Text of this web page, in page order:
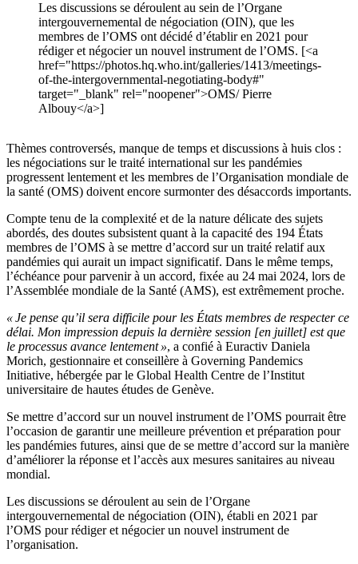
Les discussions se déroulent au sein de l’Organe
intergouvernemental de négociation (OIN), que les
membres de l’OMS ont décidé d’établir en 2021 pour
rédiger et négocier un nouvel instrument de l’OMS. [<a
href="https://photos.hq.who.int/galleries/1413/meetings-
of-the-intergovernmental-negotiating-body#"
target="_blank" rel="noopener">OMS/ Pierre
Albouy</a>]
Thèmes controversés, manque de temps et discussions à huis clos :
les négociations sur le traité international sur les pandémies
progressent lentement et les membres de l’Organisation mondiale de
la santé (OMS) doivent encore surmonter des désaccords importants.
Compte tenu de la complexité et de la nature délicate des sujets
abordés, des doutes subsistent quant à la capacité des 194 États
membres de l’OMS à se mettre d’accord sur un traité relatif aux
pandémies qui aurait un impact significatif. Dans le même temps,
l’échéance pour parvenir à un accord, fixée au 24 mai 2024, lors de
l’Assemblée mondiale de la Santé (AMS), est extrêmement proche.
« Je pense qu’il sera difficile pour les États membres de respecter ce
délai. Mon impression depuis la dernière session [en juillet] est que
le processus avance lentement », a confié à Euractiv Daniela
Morich, gestionnaire et conseillère à Governing Pandemics
Initiative, hébergée par le Global Health Centre de l’Institut
universitaire de hautes études de Genève.
Se mettre d’accord sur un nouvel instrument de l’OMS pourrait être
l’occasion de garantir une meilleure prévention et préparation pour
les pandémies futures, ainsi que de se mettre d’accord sur la manière
d’améliorer la réponse et l’accès aux mesures sanitaires au niveau
mondial.
Les discussions se déroulent au sein de l’Organe
intergouvernemental de négociation (OIN), établi en 2021 par
l’OMS pour rédiger et négocier un nouvel instrument de
l’organisation.